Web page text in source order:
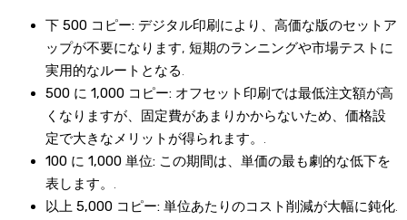
下 500 コピー: デジタル印刷により、高価な版のセットア
ップが不要になります, 短期のランニングや市場テストに
実用的なルートとなる.
500 に 1,000 コピー: オフセット印刷では最低注文額が高
くなりますが、固定費があまりかからないため、価格設
定で大きなメリットが得られます。.
100 に 1,000 単位: この期間は、単価の最も劇的な低下を
表します。.
以上 5,000 コピー: 単位あたりのコスト削減が大幅に鈍化.